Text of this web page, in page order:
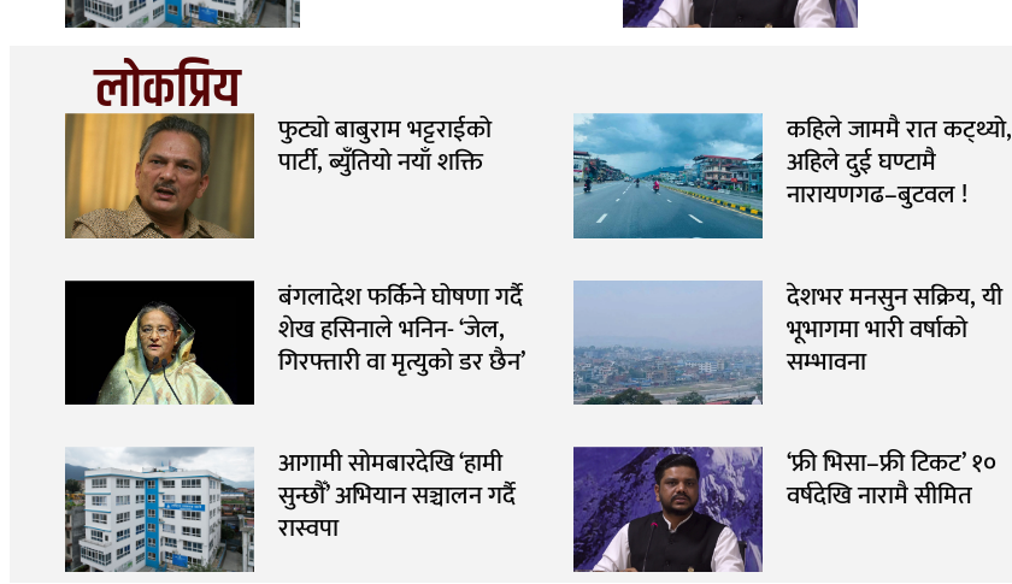
लोकप्रिय फुट्यो बाबुराम भट्टराईको
पार्टी, ब्युँतियो नयाँ शक्ति
कहिले जाममै रात कट्थ्यो,
अहिले दुई घण्टामै
नारायणगढ–बुटवल !
बंगलादेश फर्किने घोषणा गर्दै
शेख हसिनाले भनिन- ‘जेल,
गिरफ्तारी वा मृत्युको डर छैन’
देशभर मनसुन सक्रिय, यी
भूभागमा भारी वर्षाको
सम्भावना
आगामी सोमबारदेखि ‘हामी
सुन्छौँ’ अभियान सञ्चालन गर्दै
रास्वपा
‘फ्री भिसा–फ्री टिकट’ १०
वर्षदेखि नारामै सीमित